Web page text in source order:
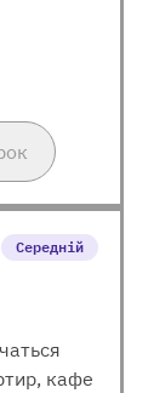
Середній
кафе